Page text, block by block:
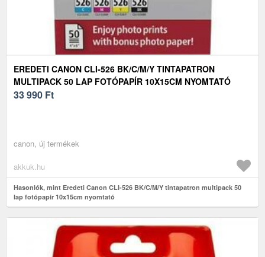
EREDETI CANON CLI-526 BK/C/M/Y TINTAPATRON
MULTIPACK 50 LAP FOTÓPAPÍR 10X15CM NYOMTATÓ
33 990 Ft
canon, új termékek
akkuk.hu
Hasonlók, mint Eredeti Canon CLI-526 BK/C/M/Y tintapatron multipack 50
lap fotópapír 10x15cm nyomtató